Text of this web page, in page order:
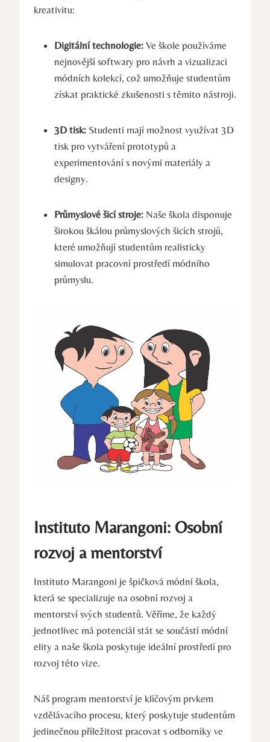
kreativitu:
Digitální technologie: Ve škole‌ používáme
nejnovější softwary pro návrh a vizualizaci
módních kolekcí, což ‌umožňuje studentům
získat praktické zkušenosti ‌s těmito nástroji.
3D tisk: Studenti mají možnost využívat 3D
tisk pro vytváření prototypů a
experimentování s novými ‍materiály‌ a
designy.
Průmyslové šicí stroje: Naše škola disponuje
širokou škálou průmyslových šicích strojů,
které umožňují studentům realisticky
simulovat pracovní prostředí módního
průmyslu.
Instituto Marangoni: Osobní
rozvoj a mentorství
Instituto Marangoni ⁣je špičková módní ​škola,
která⁣ se specializuje na​ osobní‍ rozvoj a
mentorství svých studentů. ⁣Věříme, že každý
jednotlivec má potenciál stát se součástí módní ​
elity a naše škola poskytuje ideální prostředí pro
rozvoj ⁤této vize.
Náš program ‌mentorství je klíčovým prvkem
vzdělávacího procesu, který poskytuje studentům
jedinečnou příležitost pracovat s odborníky ve